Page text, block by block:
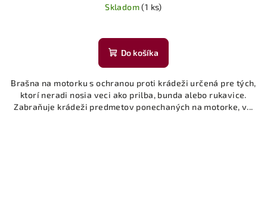
Skladom(1 ks)
Do košíka
Brašna na motorku s ochranou proti krádeži určená pre tých,
ktorí neradi nosia veci ako prilba, bunda alebo rukavice.
Zabraňuje krádeži predmetov ponechaných na motorke, v...